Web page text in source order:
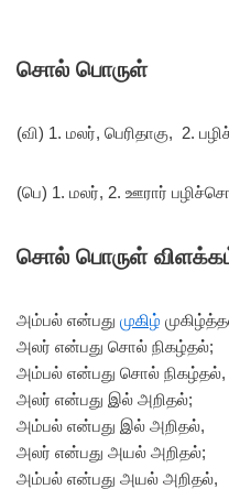
சொல் பொருள்
(வி) 1. மலர், பெரிதாகு, 2.
(பெ) 1. மலர், 2. ஊரார்
சொல் பொருள்
அம்பல் என்பது முகிழ்
அலர் என்பது சொல் நிகழ்தல்;
அம்பல் என்பது சொல் நிகழ்தல்,
அலர் என்பது இல் அறிதல்;
அம்பல் என்பது இல் அறிதல்,
அலர் என்பது அயல் அறிதல்;
அம்பல் என்பது அயல் அறிதல்,